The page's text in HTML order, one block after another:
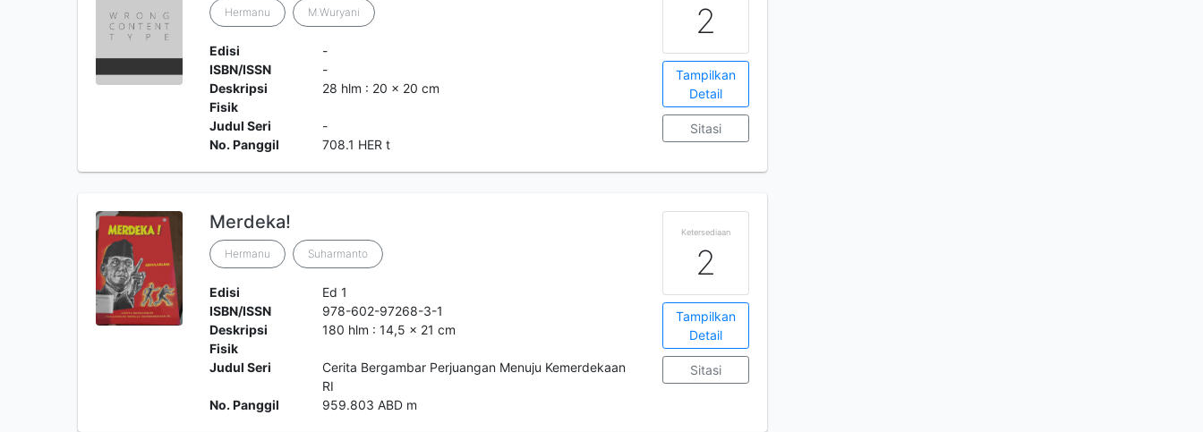
Hermanu M.Wuryani
Edisi
-
ISBN/ISSN
-
Deskripsi
Fisik
28 hlm : 20 x 20 cm
Judul Seri
-
No. Panggil
708.1 HER t
2
Tampilkan
Detail
Sitasi
Merdeka!
Hermanu Suharmanto
Edisi
Ed 1
ISBN/ISSN
978-602-97268-3-1
Deskripsi
Fisik
180 hlm : 14,5 x 21 cm
Judul Seri
Cerita Bergambar Perjuangan Menuju Kemerdekaan
RI
No. Panggil
959.803 ABD m
Ketersediaan
2
Tampilkan
Detail
Sitasi